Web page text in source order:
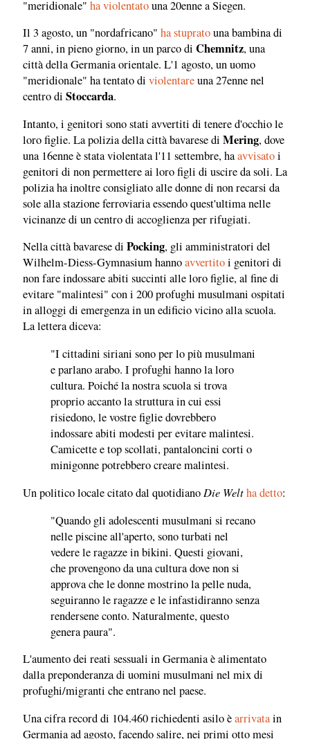
"meridionale" ha violentatouna 20enne a Siegen.
Il 3 agosto, un "nordafricano" ha stupratouna bambina di
7 anni, in pieno giorno, in un parco di Chemnitz, una
città della Germania orientale. L'1 agosto, un uomo
"meridionale" ha tentato di violentareuna 27enne nel
centro di Stoccarda.
Intanto, i genitori sono stati avvertiti di tenere d'occhio le
loro figlie. La polizia della città bavarese di Mering, dove
una 16enne è stata violentata l'11 settembre, haavvisatoi
genitori di non permettere ai loro figli di uscire da soli. La
polizia ha inoltre consigliato alle donne di non recarsi da
sole alla stazione ferroviaria essendo quest'ultima nelle
vicinanze di un centro di accoglienza per rifugiati.
Nella città bavarese di Pocking, gli amministratori del
Wilhelm-Diess-Gymnasium hannoavvertitoi genitori di
non fare indossare abiti succinti alle loro figlie, al fine di
evitare "malintesi" con i 200 profughi musulmani ospitati
in alloggi di emergenza in un edificio vicino alla scuola.
La lettera diceva:
"I cittadini siriani sono per lo più musulmani
e parlano arabo. I profughi hanno la loro
cultura. Poiché la nostra scuola si trova
proprio accanto la struttura in cui essi
risiedono, le vostre figlie dovrebbero
indossare abiti modesti per evitare malintesi.
Camicette e top scollati, pantaloncini corti o
minigonne potrebbero creare malintesi.
Un politico locale citato dal quotidiano Die Weltha detto:
"Quando gli adolescenti musulmani si recano
nelle piscine all'aperto, sono turbati nel
vedere le ragazze in bikini. Questi giovani,
che provengono da una cultura dove non si
approva che le donne mostrino la pelle nuda,
seguiranno le ragazze e le infastidiranno senza
rendersene conto. Naturalmente, questo
genera paura".
L'aumento dei reati sessuali in Germania è alimentato
dalla preponderanza di uomini musulmani nel mix di
profughi/migranti che entrano nel paese.
Una cifra record di 104.460 richiedenti asilo èarrivatain
Germania ad agosto, facendo salire, nei primi otto mesi